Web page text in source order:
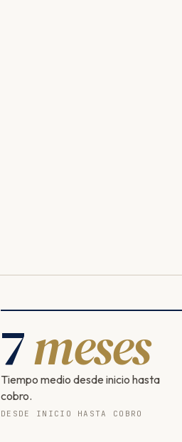
7meses
Tiempo medio desde inicio hasta
cobro.
DESDE INICIO HASTA COBRO